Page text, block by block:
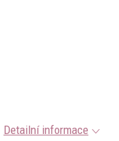
Detailní informace